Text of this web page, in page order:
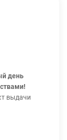
день
выдачи
—